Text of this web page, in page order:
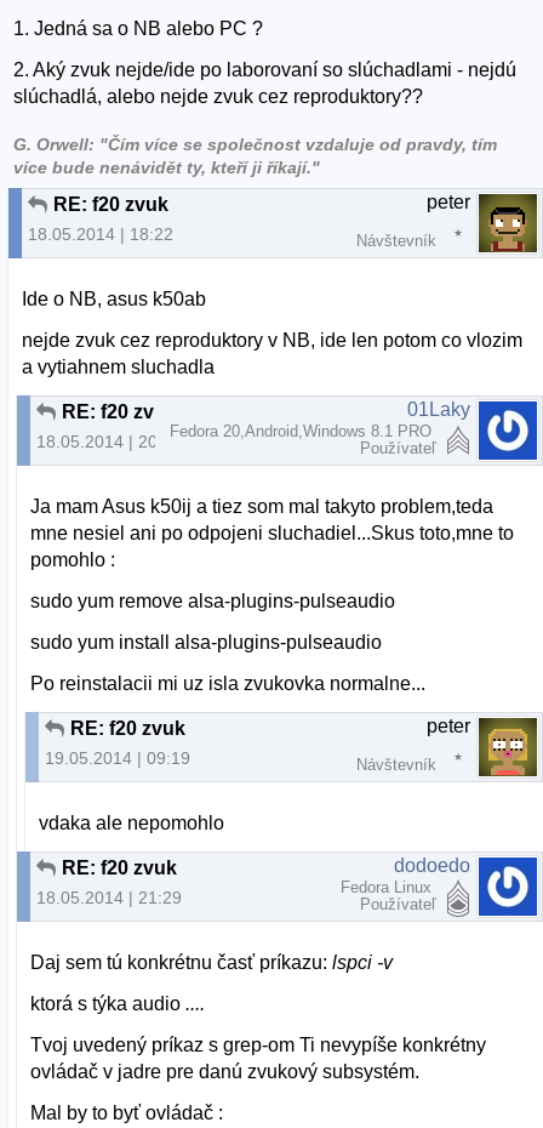
1. Jedná sa o NB alebo PC ?
2. Aký zvuk nejde/ide po laborovaní so slúchadlami - nejdú
slúchadlá, alebo nejde zvuk cez reproduktory??
G. Orwell: "Čím více se společnost vzdaluje od pravdy, tím
více bude nenávidět ty, kteří ji říkají."
RE: f20 zvuk
18.05.2014 | 18:22
peter
Návštevník
Ide o NB, asus k50ab
nejde zvuk cez reproduktory v NB, ide len potom co vlozim
a vytiahnem sluchadla
RE: f20 zvuk
18.05.2014 | 20:15
01Laky
Fedora 20,Android,Windows 8.1 PRO
Používateľ
Ja mam Asus k50ij a tiez som mal takyto problem,teda
mne nesiel ani po odpojeni sluchadiel...Skus toto,mne to
pomohlo :
sudoyum remove alsa-plugins-pulseaudio
sudoyum install alsa-plugins-pulseaudio
Po reinstalacii mi uz isla zvukovka normalne...
RE: f20 zvuk
19.05.2014 | 09:19
peter
Návštevník
vdaka ale nepomohlo
RE: f20 zvuk
18.05.2014 | 21:29
dodoedo
Fedora Linux
Používateľ
Daj sem tú konkrétnu časť príkazu:lspci -v
ktorá s týka audio ....
Tvoj uvedený príkaz s grep-om Ti nevypíše konkrétny
ovládač v jadre pre danú zvukový subsystém.
Mal by to byť ovládač :